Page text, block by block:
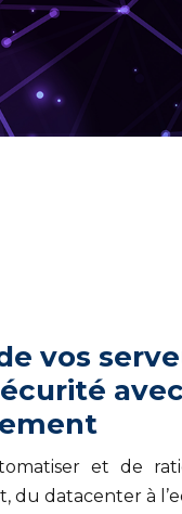
vos
et de
du datacenter à